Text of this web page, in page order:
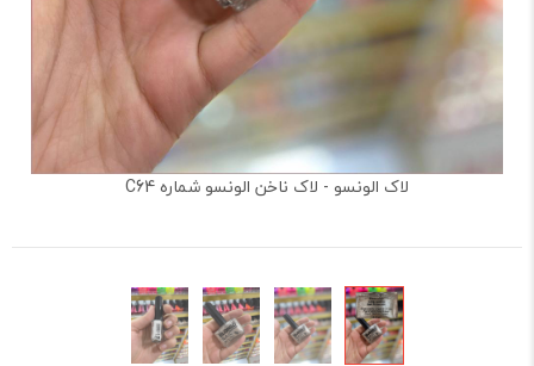
لاک الونسو - لاک ناخن الونسو شماره C64